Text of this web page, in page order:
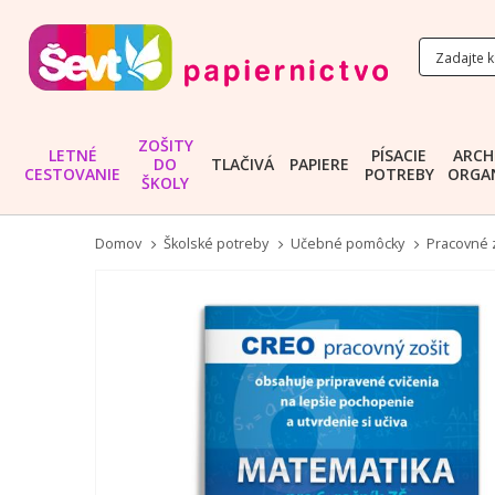
LETNÉ
CESTOVANIE
ZOŠITY
DO
ŠKOLY
TLAČIVÁ PAPIERE
PÍSACIE
POTREBY
Domov Školské potreby Učebné pomôcky Pracovné